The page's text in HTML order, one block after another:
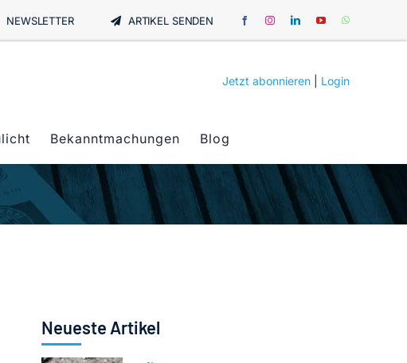
NEWSLETTER ARTIKEL SENDEN
Jetzt abonnieren Login
Bekanntmachungen Blog
Neueste Artikel